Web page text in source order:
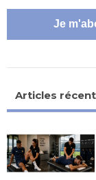
Articles